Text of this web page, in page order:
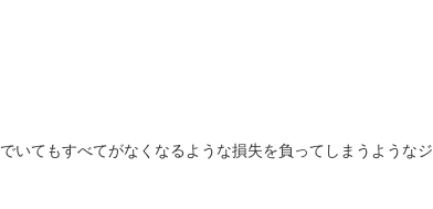
いてもすべてがなくなるような損失を負ってしまうようなジ